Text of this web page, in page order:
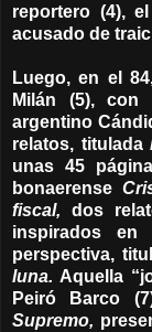
reportero (4),
acusado de
Luego, en el
Milán (5), con
argentino
relatos, titulada
unas 45
bonaerense
fiscal,dos
inspirados
perspectiva,
luna. Aquella
Peiró Barco
Supremo,